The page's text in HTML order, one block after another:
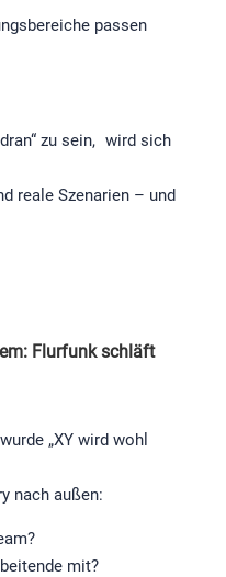
passen
zu sein, wird sich
reale Szenarien – und
Flurfunk schläft
„XY wird wohl
nach außen:
mit?